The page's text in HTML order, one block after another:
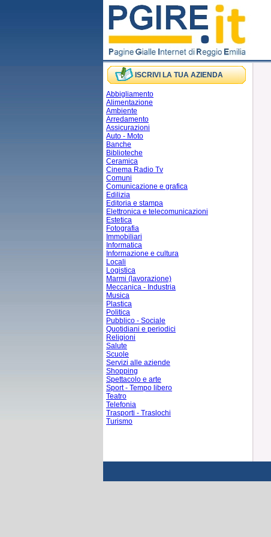
ISCRIVI LA TUA AZIENDA
Abbigliamento
Alimentazione
Ambiente
Arredamento
Assicurazioni
Auto - Moto
Banche
Biblioteche
Ceramica
Cinema Radio Tv
Comuni
Comunicazione e grafica
Edilizia
Editoria e stampa
Elettronica e telecomunicazioni
Estetica
Fotografia
Immobiliari
Informatica
Informazione e cultura
Locali
Logistica
Marmi (lavorazione)
Meccanica - Industria
Musica
Plastica
Politica
Pubblico - Sociale
Quotidiani e periodici
Religioni
Salute
Scuole
Servizi alle aziende
Shopping
Spettacolo e arte
Sport - Tempo libero
Teatro
Telefonia
Trasporti - Traslochi
Turismo